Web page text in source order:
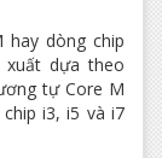
hay dòng chip
xuất dựa theo
tự Core M
i3, i5 và i7